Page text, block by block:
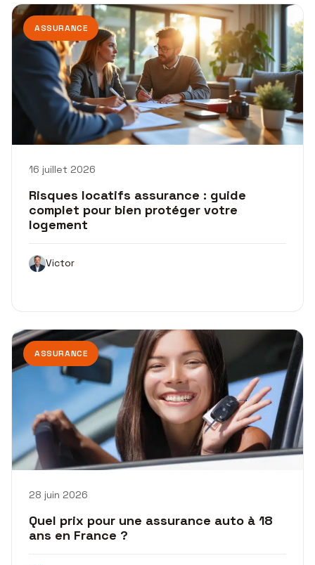
ASSURANCE
16 juillet 2026
Risques locatifs assurance : guide
complet pour bien protéger votre
logement
Victor
ASSURANCE
28 juin 2026
Quel prix pour une assurance auto à 18
ans en France ?